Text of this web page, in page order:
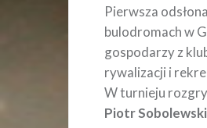
Pierwsza
bulodromach w
gospodarzy z
rywalizacji i
W turnieju
Piotr